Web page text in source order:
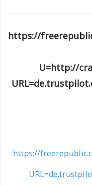
يقول الإمام
تجعل لي صديقًا”.
https://
U=http://
https://